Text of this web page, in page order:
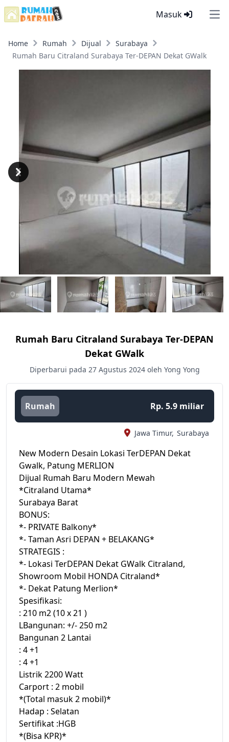
Masuk
Home Rumah Dijual
Surabaya
Rumah Baru Citraland Surabaya Ter-DEPAN Dekat GWalk
Previous
Next
Rumah Baru Citraland Surabaya Ter-DEPAN
Dekat GWalk
Diperbarui pada 27 Agustus 2024 oleh Yong Yong
Rumah Rp. 5.9 miliar
Jawa Timur, Surabaya
New Modern Desain Lokasi TerDEPAN Dekat
Gwalk, Patung MERLION
Dijual Rumah Baru Modern Mewah
*Citraland Utama*
Surabaya Barat
BONUS:
*- PRIVATE Balkony*
*- Taman Asri DEPAN + BELAKANG*
STRATEGIS :
*- Lokasi TerDEPAN Dekat GWalk Citraland,
Showroom Mobil HONDA Citraland*
*- Dekat Patung Merlion*
Spesifikasi:
: 210 m2 (10 x 21 )
LBangunan: +/- 250 m2
Bangunan 2 Lantai
: 4 +1
: 4 +1
Listrik 2200 Watt
Carport : 2 mobil
*(Total masuk 2 mobil)*
Hadap : Selatan
Sertifikat :HGB
*(Bisa KPR)*